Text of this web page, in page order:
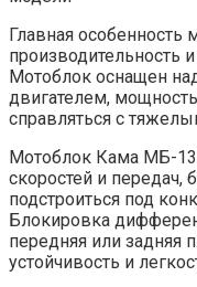
Главная
производительность
Мотоблок оснащен
двигателем,
справляться с
Мотоблок Кама МБ-
скоростей и передач,
подстроиться под
Блокировка
передняя или задняя
устойчивость и